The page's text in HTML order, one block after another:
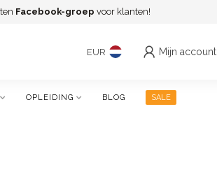
Facebook-groep voor klanten!
EUR Mijn account
OPLEIDING BLOG SALE